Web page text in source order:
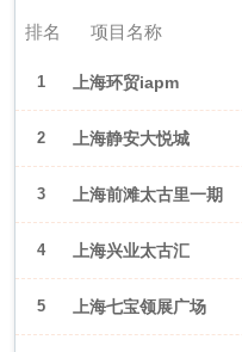
排名 项目名称
1 上海环贸iapm
2 上海静安大悦城
3 上海前滩太古里一期
4 上海兴业太古汇
5 上海七宝领展广场